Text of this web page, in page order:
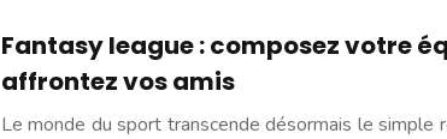
Fantasy league : composez votre
affrontez vos amis
Le monde du sport transcende désormais le simple